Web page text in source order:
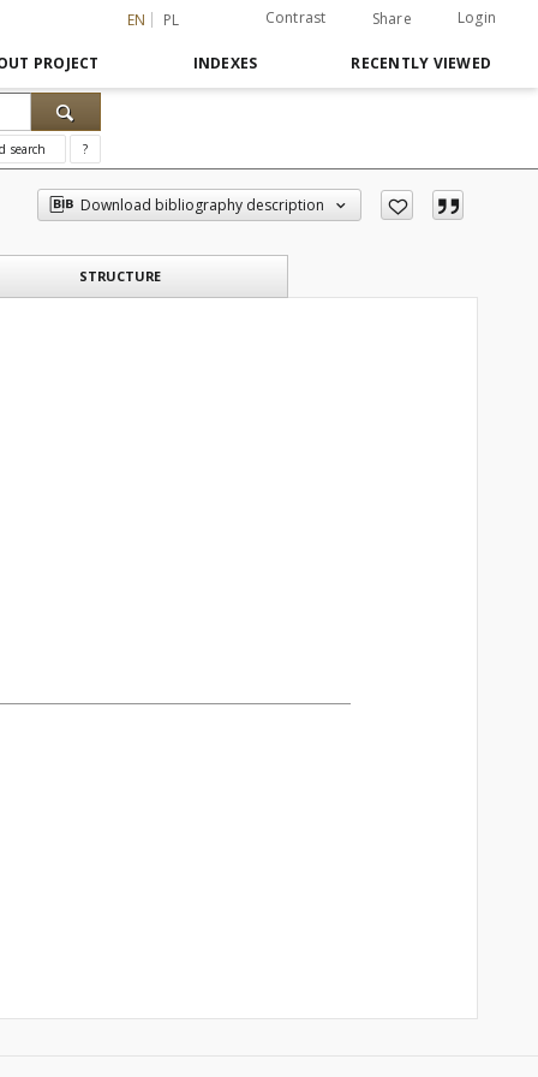
EN PL Contrast Share Login
PROJECT INDEXES RECENTLY VIEWED
search ?
Download bibliography description
STRUCTURE